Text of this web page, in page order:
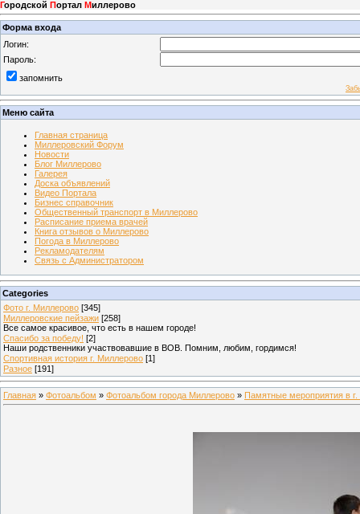
Городской Портал Миллерово
Форма входа
Логин:
Пароль:
запомнить
Меню сайта
Главная страница
Миллеровский Форум
Новости
Блог Миллерово
Галерея
Доска объявлений
Видео Портала
Бизнес справочник
Общественный транспорт в Миллерово
Расписание приема врачей
Книга отзывов о Миллерово
Погода в Миллерово
Рекламодателям
Связь с Администратором
Categories
Фото г. Миллерово [345]
Миллеровские пейзажи [258]
Все самое красивое, что есть в нашем городе!
Спасибо за победу! [2]
Наши родственники участвовавшие в ВОВ. Помним, любим, гордимся!
Спортивная история г. Миллерово [1]
Разное [191]
Главная » Фотоальбом » Фотоальбом города Миллерово » Памятные мероприятия в